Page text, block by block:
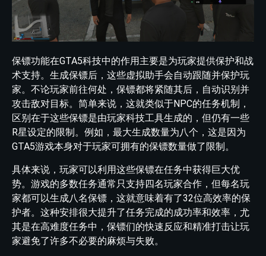
保镖功能在GTA5科技中的作用主要是为玩家提供保护和战
术支持。生成保镖后，这些虚拟助手会自动跟随并保护玩
家。不论玩家前往何处，保镖都将紧随其后，自动识别并
攻击敌对目标。简单来说，这就类似于NPC的任务机制，
区别在于这些保镖是由玩家科技工具生成的，但仍有一些
R星设定的限制。例如，最大生成数量为八个，这是因为
GTA5游戏本身对于玩家可拥有的保镖数量做了限制。
具体来说，玩家可以利用这些保镖在任务中获得巨大优
势。游戏的多数任务通常只支持四名玩家合作，但每名玩
家都可以生成八名保镖，这就意味着有了32位高效率的保
护者。这种安排很大提升了任务完成的成功率和效率，尤
其是在高难度任务中，保镖们的快速反应和精准打击让玩
家避免了许多不必要的麻烦与失败。